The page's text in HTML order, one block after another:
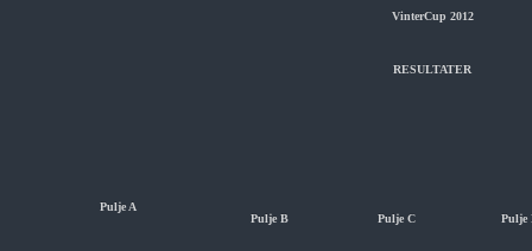
VinterCup 2012
RESULTATER
Pulje A
Pulje B
Pulje C Pulje